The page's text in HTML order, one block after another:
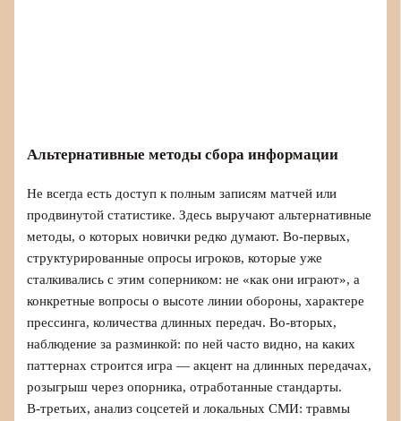
Альтернативные методы сбора информации
Не всегда есть доступ к полным записям матчей или
продвинутой статистике. Здесь выручают альтернативные
методы, о которых новички редко думают. Во‑первых,
структурированные опросы игроков, которые уже
сталкивались с этим соперником: не «как они играют», а
конкретные вопросы о высоте линии обороны, характере
прессинга, количества длинных передач. Во‑вторых,
наблюдение за разминкой: по ней часто видно, на каких
паттернах строится игра — акцент на длинных передачах,
розыгрыш через опорника, отработанные стандарты.
В‑третьих, анализ соцсетей и локальных СМИ: травмы